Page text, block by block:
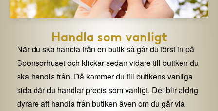
Handla som vanligt
När du ska handla från en butik så går du först in på
Sponsorhuset och klickar sedan vidare till butiken du
ska handla från. Då kommer du till butikens vanliga
sida där du handlar precis som vanligt. Det blir aldrig
dyrare att handla från butiken även om du går via